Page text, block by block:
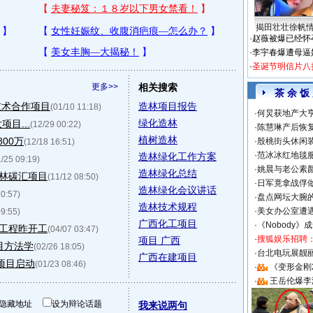
更多>>
合作项目 (01/10 11:18)
目... (12/29 00:22)
万(12/18 16:51)
25 09:19)
碳汇项目 (11/12 08:50)
程昨开工(04/07 03:47)
方法学(02/26 18:05)
目启动(01/23 08:46)
相关搜索
造林项目报告
绿化造林
植树造林
造林绿化工作方案
造林绿化总结
造林绿化会议讲话
造林技术规程
广西化工项目
项目 广西
广西在建项目
藏地址 设为辩论话题 我来说两句
揭田壮壮徐帆
·赵薇被爆已经怀
·李宇春爆遭母逼
·圣诞节明信片八
茶 余 饭
·何炅获地产大
·陈慧琳产后恢
·殷桃街头休闲
·范冰冰红地毯
·姚晨与老公素
· 日军竟拿战俘
·盘点网坛大腕
·美女办公室遭
· 《Nobody》
·搜狐娱乐招聘
·台北电玩展靓
·
《变形金
·
王岳伦爆